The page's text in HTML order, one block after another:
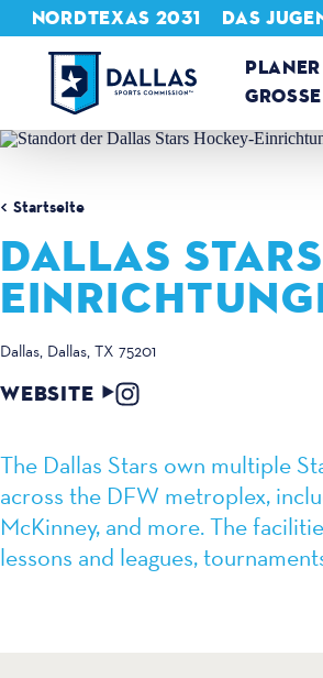
Zum Inhalt springen
PLANER
NORDTEXAS 2031 DAS
Startseite
DALLAS
Dallas Dallas, TX 75201
WEBSITE
The Dallas Stars own multiple
across the DFW metroplex,
McKinney, and more. The
lessons and leagues,